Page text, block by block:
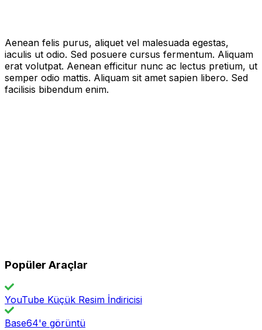
Aenean felis purus, aliquet vel malesuada egestas,
iaculis ut odio. Sed posuere cursus fermentum. Aliquam
erat volutpat. Aenean efficitur nunc ac lectus pretium, ut
semper odio mattis. Aliquam sit amet sapien libero. Sed
facilisis bibendum enim.
Popüler Araçlar
YouTube Küçük Resim İndiricisi
Base64'e görüntü